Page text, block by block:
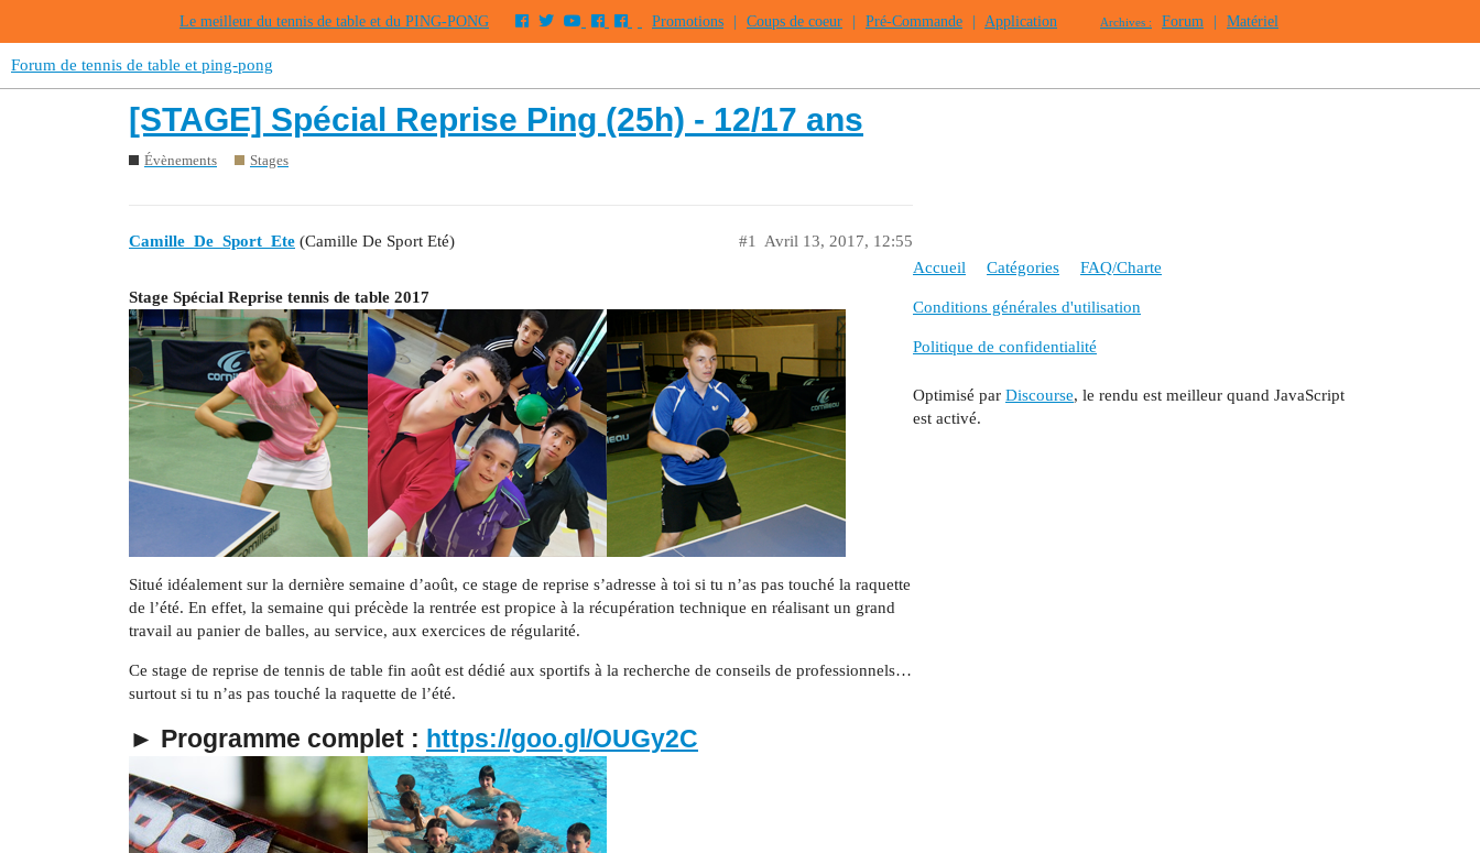
Le meilleur du tennis de table et du PING-PONG Promotions Coups de coeur Pré-Commande Application Archives : Forum Matériel
Forum de tennis de table et ping-pong
[STAGE] Spécial Reprise Ping (25h) - 12/17 ans
Évènements Stages
Camille_De_Sport_Ete (Camille De Sport Eté) Avril 13, 2017, 12:55
#1
Stage Spécial Reprise tennis de table 2017
Situé idéalement sur la dernière semaine d’août, ce stage de reprise s’adresse à toi si tu n’as pas touché la raquette
de l’été. En effet, la semaine qui précède la rentrée est propice à la récupération technique en réalisant un grand
travail au panier de balles, au service, aux exercices de régularité.
Ce stage de reprise de tennis de table fin août est dédié aux sportifs à la recherche de conseils de professionnels…
surtout si tu n’as pas touché la raquette de l’été.
► Programme complet : https://goo.gl/OUGy2C
Accueil Catégories FAQ/Charte
Conditions générales d'utilisation
Politique de confidentialité
Optimisé par Discourse, le rendu est meilleur quand JavaScript
est activé.